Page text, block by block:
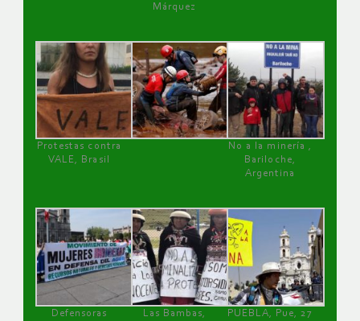
Márquez
Protestas contra
VALE, Brasil
No a la minería ,
Bariloche,
Argentina
Defensoras
Las Bambas,
PUEBLA, Pue, 27